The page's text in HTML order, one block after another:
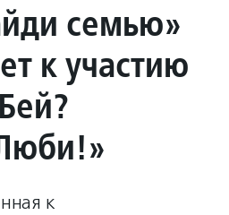
семью»
к участию
к